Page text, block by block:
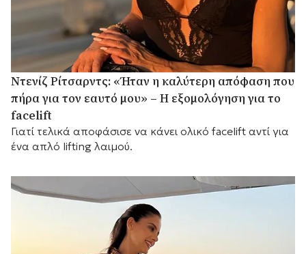
Ντενίζ Ρίτσαρντς: «Ήταν η καλύτερη απόφαση που
πήρα για τον εαυτό μου» – Η εξομολόγηση για το
facelift
Γιατί τελικά αποφάσισε να κάνει ολικό facelift αντί για
ένα απλό lifting λαιμού.